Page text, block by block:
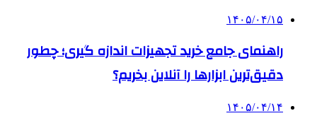
۱۴۰۵/۰۴/۱۵
راهنمای جامع خرید تجهیزات اندازه گیری؛ چطور
دقیق‌ترین ابزارها را آنلاین بخریم؟
۱۴۰۵/۰۴/۱۴